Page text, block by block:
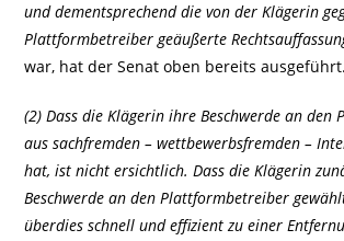
und dementsprechend die von der Klägerin
Plattformbetreiber geäußerte
war, hat der Senat oben bereits ausgeführt.
(2) Dass die Klägerin ihre Beschwerde an
aus sachfremden – wettbewerbsfremden –
hat, ist nicht ersichtlich. Dass die Klägerin
Beschwerde an den Plattformbetreiber
überdies schnell und effizient zu einer